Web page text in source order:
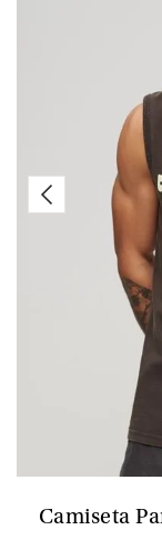
Camiseta